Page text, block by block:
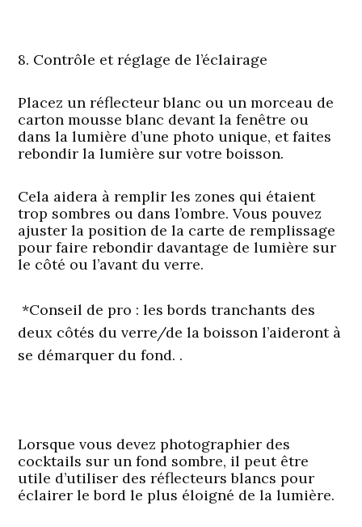
8. Contrôle et réglage de l’éclairage
Placez un réflecteur blanc ou un morceau de
carton mousse blanc devant la fenêtre ou
dans la lumière d’une photo unique, et faites
rebondir la lumière sur votre boisson.
Cela aidera à remplir les zones qui étaient
trop sombres ou dans l’ombre. Vous pouvez
ajuster la position de la carte de remplissage
pour faire rebondir davantage de lumière sur
le côté ou l’avant du verre.
*Conseil de pro : les bords tranchants des
deux côtés du verre/de la boisson l’aideront à
se démarquer du fond. .
Lorsque vous devez photographier des
cocktails sur un fond sombre, il peut être
utile d’utiliser des réflecteurs blancs pour
éclairer le bord le plus éloigné de la lumière.